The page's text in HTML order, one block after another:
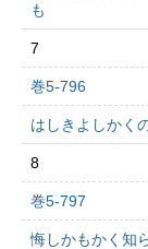
も
7
巻5-796
はしきよしかく
8
巻5-797
悔しかもかく知